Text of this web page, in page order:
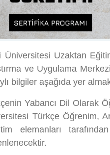
Üniversitesi Uzaktan
ve Uygulama
bilgiler aşağıda yer
Yabancı Dil Olarak
Türkçe Öğrenim,
elemanları